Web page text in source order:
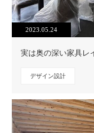
2023.05.24
実は奥の深い家具レ
デザイン設計